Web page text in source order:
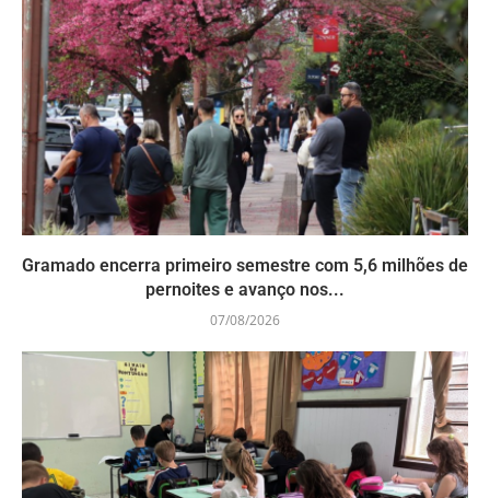
Gramado encerra primeiro semestre com 5,6 milhões de
pernoites e avanço nos...
07/08/2026